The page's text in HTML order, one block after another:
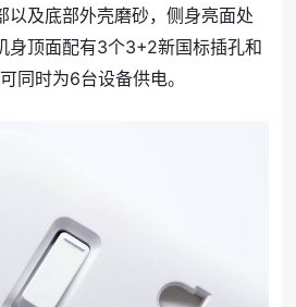
以及底部外壳磨砂，侧身亮面处
身顶面配有3个3+2新国标插孔和
同时为6台设备供电。